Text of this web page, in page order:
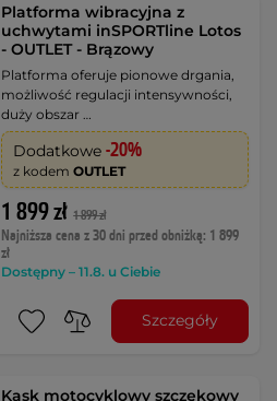
Platforma wibracyjna z
uchwytami inSPORTline Lotos
- OUTLET - Brązowy
Platforma oferuje pionowe drgania,
możliwość regulacji intensywności,
duży obszar …
Dodatkowe -20%
z kodemOUTLET
1 899 zł 1 899 zł
Najniższa cena z 30 dni przed obniżką: 1 899
zł
Dostępny – 11.8. u Ciebie
Szczegóły
Kask motocyklowy szczękowy